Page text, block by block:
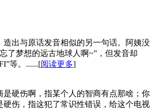
出与原话发音相似的另一句话。阿姨没
了梦想的远古地球人啊~”，但发音却
等。......[阅读更多]
硬伤啊，指某个人的智商有点那啥；你
伤，指这犯了常识性错误，给这个电视